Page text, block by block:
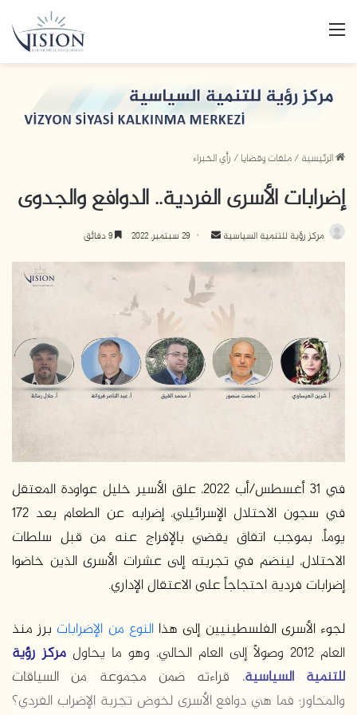
الرئيسية/ملفات وقضايا/ رأي الخبراء
إضرابات الأسرى الفردية.. الدوافع والجدوى
مركز رؤية للتنمية السياسية
س
ل
ت
ر
ي
29 سبتمبر، 2022
في 31 أغسطس/أب 2022، علق الأسير خليل عواودة المعتقل
في سجون الاحتلال الإسرائيلي، إضرابه عن الطعام بعد 172
يوماً، بموجب اتفاق يقضي بالإفراج عنه من قبل سلطات
الاحتلال، لينضم في تجربته إلى عشرات الأسرى الذين خاضوا
إضرابات فردية احتجاجاً على الاعتقال الإداري.
لجوء الأسرى الفلسطينيين إلى هذاالنوع من الإضراباتبرز منذ
العام 2012 وصولاً إلى العام الحالي، وهو ما يحاول
مركز رؤية
للتنمية السياسية، قراءته ضمن مجموعة من السياقات
والمحاور؛ فما هي دوافع الأسرى لخوض تجربة الإضراب الفردي؟